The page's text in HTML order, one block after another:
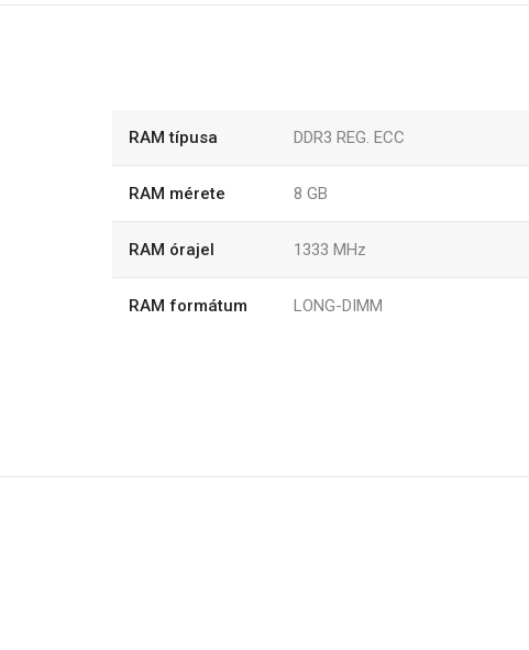
RAM típusa DDR3 REG. ECC
RAM mérete 8 GB
RAM órajel 1333 MHz
RAM formátum LONG-DIMM